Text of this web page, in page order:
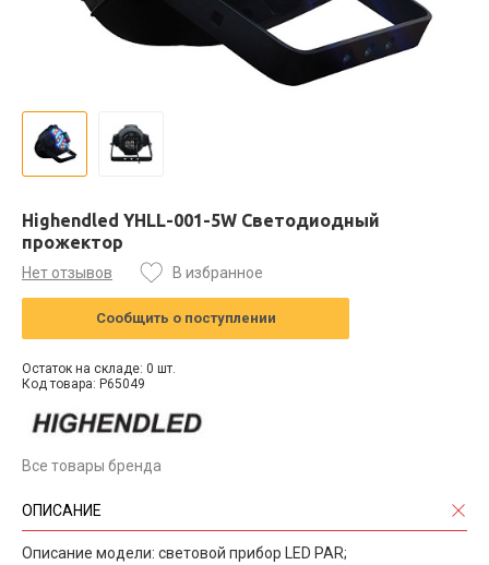
Highendled YHLL-001-5W Светодиодный
прожектор
Нет отзывов В избранное
Сообщить о поступлении
Остаток на складе: 0 шт.
Код товара: P65049
Все товары бренда
ОПИСАНИЕ
Описание модели: cветовой прибор LED PAR;